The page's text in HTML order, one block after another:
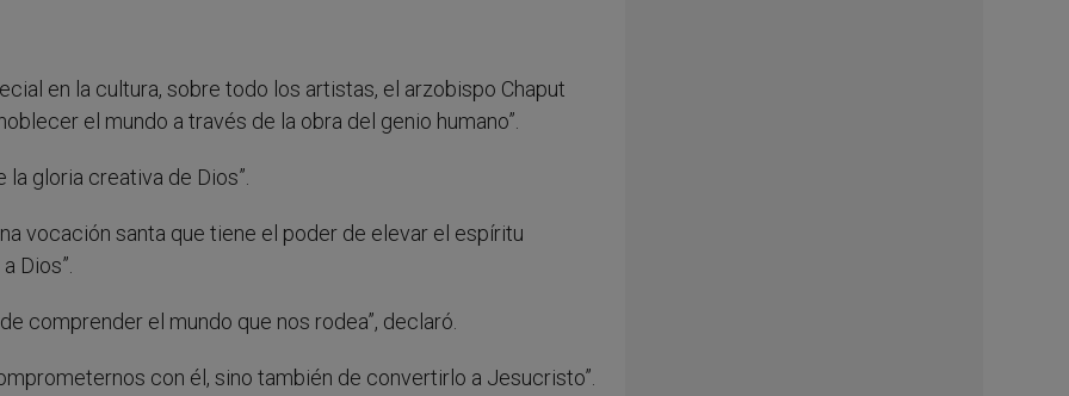
en la cultura, sobre todo los artistas, el arzobispo Chaput
el mundo a través de la obra del genio humano”.
gloria creativa de Dios”.
vocación santa que tiene el poder de elevar el espíritu
Dios”.
comprender el mundo que nos rodea”, declaró.
con él, sino también de convertirlo a Jesucristo”.